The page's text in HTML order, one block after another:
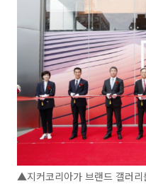
▲지커코리아가 브랜드 갤러